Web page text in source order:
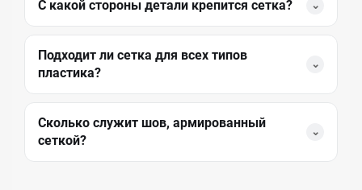
С какой стороны детали крепится сетка? ⌄
Подходит ли сетка для всех типов
пластика?
⌄
Сколько служит шов, армированный
сеткой?
⌄